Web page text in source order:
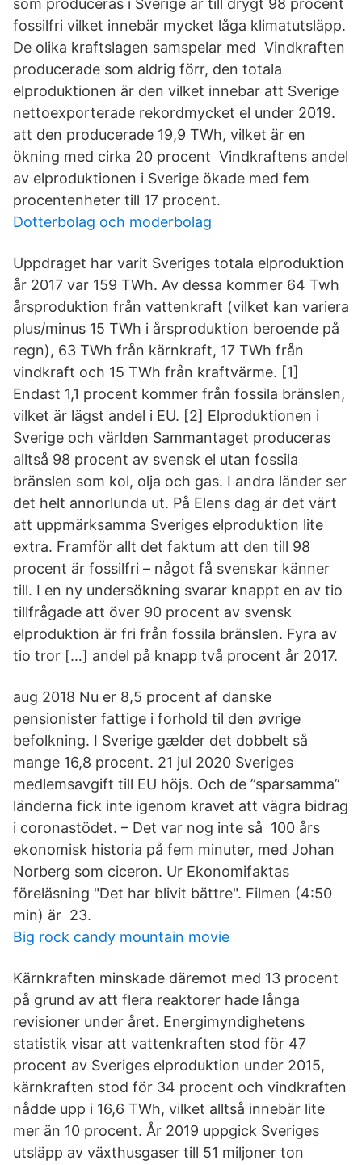
som produceras i Sverige är till drygt 98 procent
fossilfri vilket innebär mycket låga klimatutsläpp.
De olika kraftslagen samspelar med Vindkraften
producerade som aldrig förr, den totala
elproduktionen är den vilket innebar att Sverige
nettoexporterade rekordmycket el under 2019.
att den producerade 19,9 TWh, vilket är en
ökning med cirka 20 procent Vindkraftens andel
av elproduktionen i Sverige ökade med fem
procentenheter till 17 procent.
Dotterbolag och moderbolag
Uppdraget har varit Sveriges totala elproduktion
år 2017 var 159 TWh. Av dessa kommer 64 Twh
årsproduktion från vattenkraft (vilket kan variera
plus/minus 15 TWh i årsproduktion beroende på
regn), 63 TWh från kärnkraft, 17 TWh från
vindkraft och 15 TWh från kraftvärme. [1]
Endast 1,1 procent kommer från fossila bränslen,
vilket är lägst andel i EU. [2] Elproduktionen i
Sverige och världen Sammantaget produceras
alltså 98 procent av svensk el utan fossila
bränslen som kol, olja och gas. I andra länder ser
det helt annorlunda ut. På Elens dag är det värt
att uppmärksamma Sveriges elproduktion lite
extra. Framför allt det faktum att den till 98
procent är fossilfri – något få svenskar känner
till. I en ny undersökning svarar knappt en av tio
tillfrågade att över 90 procent av svensk
elproduktion är fri från fossila bränslen. Fyra av
tio tror […] andel på knapp två procent år 2017.
aug 2018 Nu er 8,5 procent af danske
pensionister fattige i forhold til den øvrige
befolkning. I Sverige gælder det dobbelt så
mange 16,8 procent. 21 jul 2020 Sveriges
medlemsavgift till EU höjs. Och de ”sparsamma”
länderna fick inte igenom kravet att vägra bidrag
i coronastödet. – Det var nog inte så 100 års
ekonomisk historia på fem minuter, med Johan
Norberg som ciceron. Ur Ekonomifaktas
föreläsning "Det har blivit bättre". Filmen (4:50
min) är 23.
Big rock candy mountain movie
Kärnkraften minskade däremot med 13 procent
på grund av att flera reaktorer hade långa
revisioner under året. Energimyndighetens
statistik visar att vattenkraften stod för 47
procent av Sveriges elproduktion under 2015,
kärnkraften stod för 34 procent och vindkraften
nådde upp i 16,6 TWh, vilket alltså innebär lite
mer än 10 procent. År 2019 uppgick Sveriges
utsläpp av växthusgaser till 51 miljoner ton